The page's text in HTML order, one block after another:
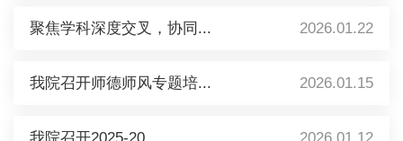
聚焦学科深度交叉，协同... 2026.01.22
我院召开师德师风专题培... 2026.01.15
我院召开2025-20... 2026.01.12